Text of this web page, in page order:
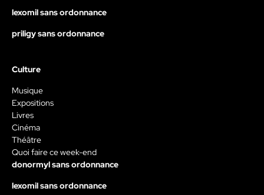
lexomil sans ordonnance
priligy sans ordonnance
Culture
Musique
Expositions
Livres
Cinéma
Théâtre
Quoi faire ce week-end
donormyl sans ordonnance
lexomil sans ordonnance